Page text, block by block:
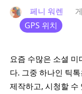
페니 워렌
GPS 위치
요즘 수많은 소셜 미
다. 그중 하나인 틱
제작하고, 시청할 수